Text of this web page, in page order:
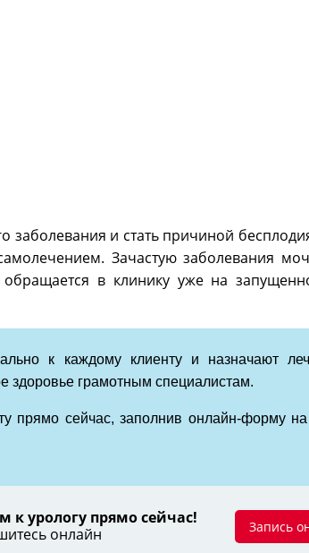
и стать причиной
Зачастую заболевания
в клинику уже на
к каждому клиенту и назначают
здоровье грамотным специалистам.
прямо сейчас, заполнив онлайн-форму
к урологу прямо сейчас!
онлайн Запись